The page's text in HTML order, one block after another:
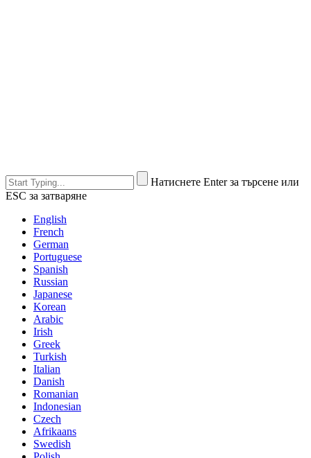
Натиснете Enter за търсене или
ESC за затваряне
English
French
German
Portuguese
Spanish
Russian
Japanese
Korean
Arabic
Irish
Greek
Turkish
Italian
Danish
Romanian
Indonesian
Czech
Afrikaans
Swedish